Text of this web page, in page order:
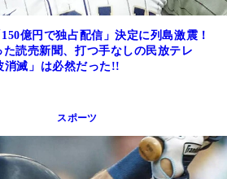
億円で独占配信」決定に列島激震！
読売新聞、打つ手なしの民放テレ
消滅」は必然だった!!
スポーツ